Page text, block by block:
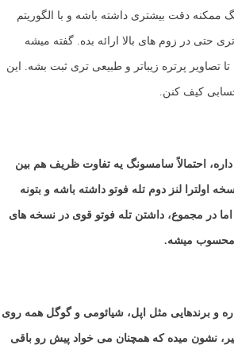
دقت بیشتری داشته باشه و با الگوریتم
حتی در زوم های بالا ارائه بده. گفته میشه
تصاویر پرتره زیباتر و طبیعی تری ثبت بشه. این
کیف کنن.
احتمالاً سامسونگ یه تفاوت ظریف هم بین
اولترا لنز دوم تله فوتو داشته باشه و بتونه
در مجموع، داشتن تله فوتو قوی در نسخه های
محسوب میشه.
و برندهایی مثل اپل، شیائومی و گوگل همه روی
نشون میده که همچنان می خواد پیش رو باقی